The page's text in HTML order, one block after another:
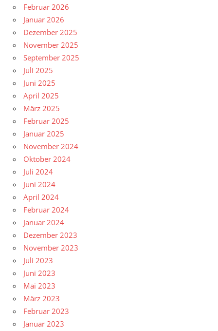
Februar 2026
Januar 2026
Dezember 2025
November 2025
September 2025
Juli 2025
Juni 2025
April 2025
März 2025
Februar 2025
Januar 2025
November 2024
Oktober 2024
Juli 2024
Juni 2024
April 2024
Februar 2024
Januar 2024
Dezember 2023
November 2023
Juli 2023
Juni 2023
Mai 2023
März 2023
Februar 2023
Januar 2023